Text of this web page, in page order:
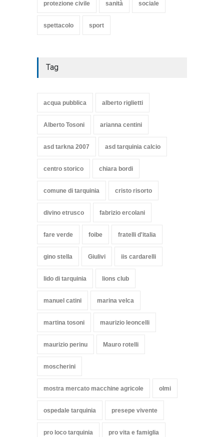
protezione civile sanità sociale
spettacolo sport
Tag
acqua pubblica alberto riglietti
Alberto Tosoni arianna centini
asd tarkna 2007 asd tarquinia calcio
centro storico chiara bordi
comune di tarquinia cristo risorto
divino etrusco fabrizio ercolani
fare verde foibe fratelli d'italia
gino stella Giulivi iis cardarelli
lido di tarquinia lions club
manuel catini marina velca
martina tosoni maurizio leoncelli
maurizio perinu Mauro rotelli
moscherini
mostra mercato macchine agricole olmi
ospedale tarquinia presepe vivente
pro loco tarquinia pro vita e famiglia